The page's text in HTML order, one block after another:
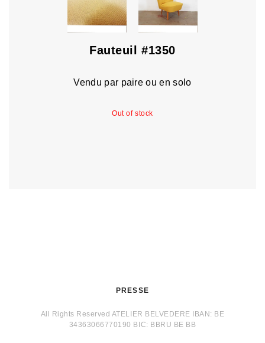
Fauteuil #1350
Vendu par paire ou en solo
Out of stock
PRESSE
All Rights Reserved ATELIER BELVEDERE IBAN: BE
34363066770190 BIC: BBRU BE BB